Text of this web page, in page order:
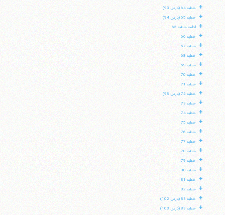
+ خطبه 64 (درس 93)
+ خطبه 65 (درس 94)
+ ادامه خطبه 65
+ خطبه 66
+ خطبه 67
+ خطبه 68
+ خطبه 69
+ خطبه 70
+ خطبه 71
+ خطبه 72 (درس 98)
+ خطبه 73
+ خطبه 74
+ خطبه 75
+ خطبه 76
+ خطبه 77
+ خطبه 78
+ خطبه 79
+ خطبه 80
+ خطبه 81
+ خطبه 82
+ خطبه 83 (درس 102)
+ خطبه 83 (درس 103)